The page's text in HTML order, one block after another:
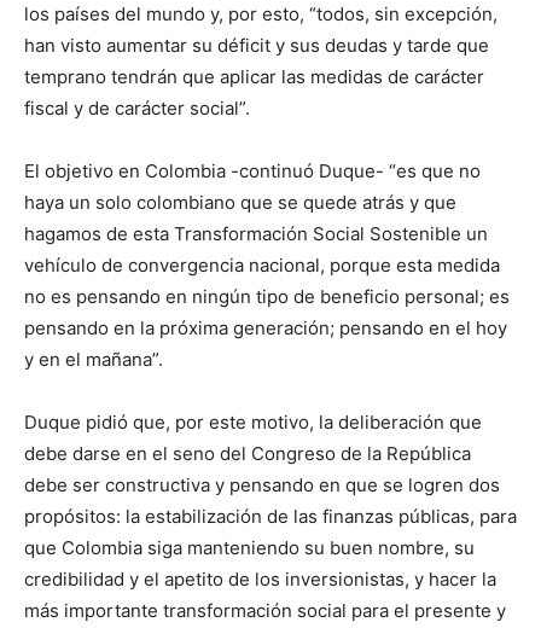
los países del mundo y, por esto, “todos, sin excepción,
han visto aumentar su déficit y sus deudas y tarde que
temprano tendrán que aplicar las medidas de carácter
fiscal y de carácter social”.
El objetivo en Colombia -continuó Duque- “es que no
haya un solo colombiano que se quede atrás y que
hagamos de esta Transformación Social Sostenible un
vehículo de convergencia nacional, porque esta medida
no es pensando en ningún tipo de beneficio personal; es
pensando en la próxima generación; pensando en el hoy
y en el mañana”.
Duque pidió que, por este motivo, la deliberación que
debe darse en el seno del Congreso de la República
debe ser constructiva y pensando en que se logren dos
propósitos: la estabilización de las finanzas públicas, para
que Colombia siga manteniendo su buen nombre, su
credibilidad y el apetito de los inversionistas, y hacer la
más importante transformación social para el presente y